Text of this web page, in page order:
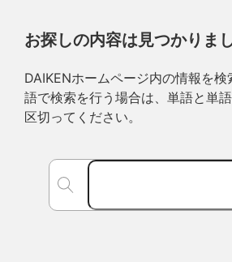
お探しの内容は見つかりま
DAIKENホームページ内の情報を
語で検索を行う場合は、単語と単
区切ってください。